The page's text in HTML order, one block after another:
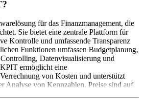
für das Finanzmanagement, die
Sie bietet eine zentrale Plattform für
Kontrolle und umfassende Transparenz
Funktionen umfassen Budgetplanung,
Datenvisualisierung und
ermöglicht eine
von Kosten und unterstützt
Analyse von Kennzahlen. Preise sind auf